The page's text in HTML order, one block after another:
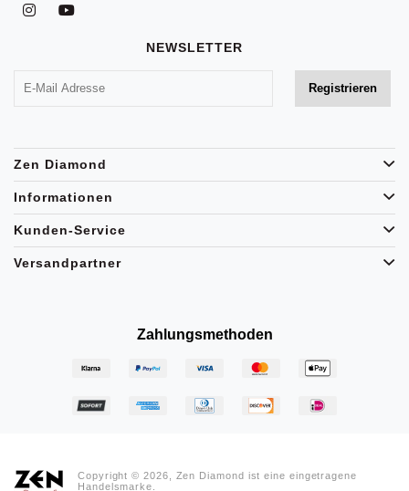
NEWSLETTER
Zen Diamond
Informationen
Kunden-Service
Versandpartner
Zahlungsmethoden
Copyright © 2026, Zen Diamond ist eine eingetragene
Handelsmarke.